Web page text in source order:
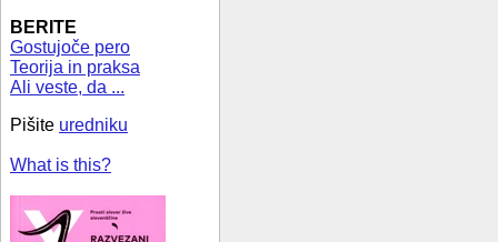
BERITE
Gostujoče pero
Teorija in praksa
Ali veste, da ...
Pišite uredniku
What is this?